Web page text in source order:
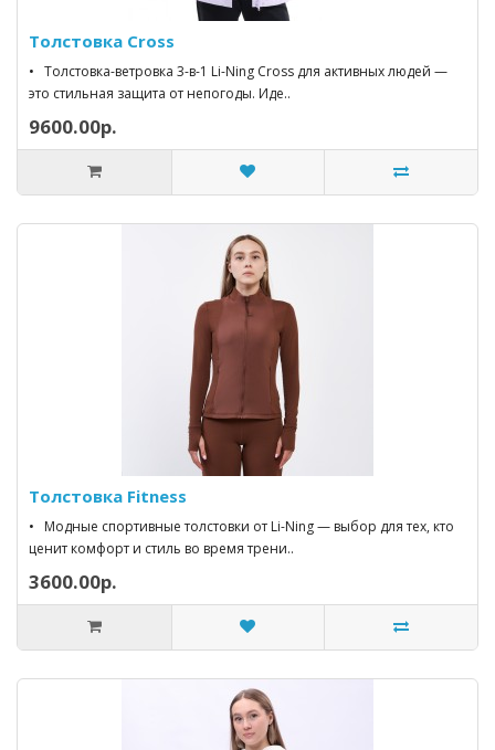
Толстовка Cross
• Толстовка-ветровка 3-в-1 Li-Ning Cross для активных людей —
это стильная защита от непогоды. Иде..
9600.00р.
Толстовка Fitness
• Модные спортивные толстовки от Li-Ning — выбор для тех, кто
ценит комфорт и стиль во время трени..
3600.00р.